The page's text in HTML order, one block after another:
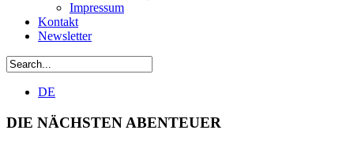
Impressum
Kontakt
Newsletter
DE
DIE NÄCHSTEN ABENTEUER